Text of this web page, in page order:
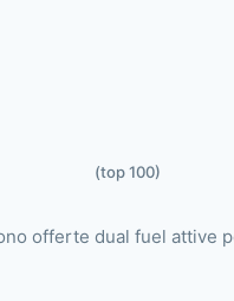
(top 100)
offerte dual fuel attive